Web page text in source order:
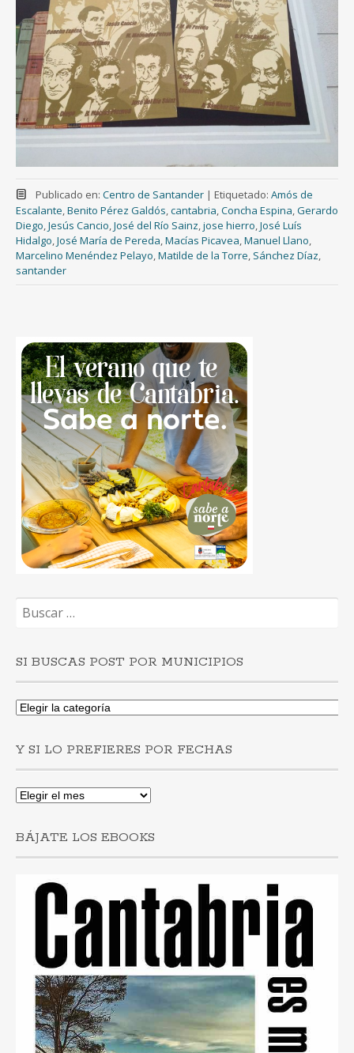
Publicado en: Centro de Santander | Etiquetado: Amós de
Escalante,Benito Pérez Galdós,cantabria,Concha Espina,Gerardo
Diego,Jesús Cancio,José del Río Sainz,jose hierro,José Luís
Hidalgo,José María de Pereda,Macías Picavea,Manuel Llano,
Marcelino Menéndez Pelayo,Matilde de la Torre, Sánchez Díaz,
santander
Buscar:
SI BUSCAS POST POR MUNICIPIOS
Si
buscas
por
municipios
Y SI LO PREFIERES POR FECHAS
Y
si
prefieres
por
BÁJATE LOS EBOOKS